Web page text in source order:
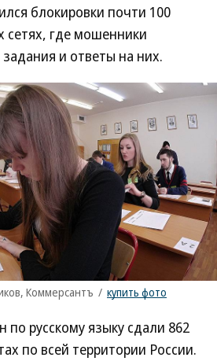
блокировки почти 100
сетях, где мошенники
и ответы на них.
Коммерсантъ / купить фото
русскому языку сдали 862
по всей территории России.